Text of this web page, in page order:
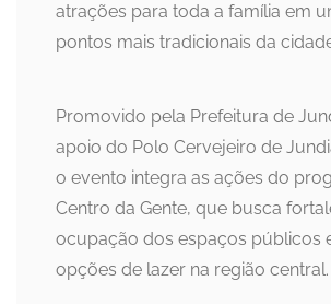
atrações para toda a família em
pontos mais tradicionais da
Promovido pela Prefeitura de
apoio do Polo Cervejeiro de
o evento integra as ações do
Centro da Gente, que busca
ocupação dos espaços públicos
opções de lazer na região central.